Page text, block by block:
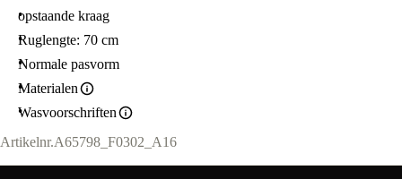
opstaande kraag
Ruglengte: 70 cm
Normale pasvorm
Materialen
Wasvoorschriften
Artikelnr.A65798_F0302_A16